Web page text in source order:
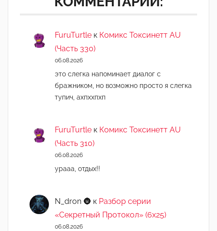
FuruTurtle к Комикс Токсинетт AU
(Часть 330)
06.08.2026
это слегка напоминает диалог с
бражником, но возможно просто я слегка
тупич, ахпххпхп
FuruTurtle к Комикс Токсинетт AU
(Часть 310)
06.08.2026
урааа, отдых!!
N_dron 🌚 к Разбор серии
«Секретный Протокол» (6х25)
06.08.2026